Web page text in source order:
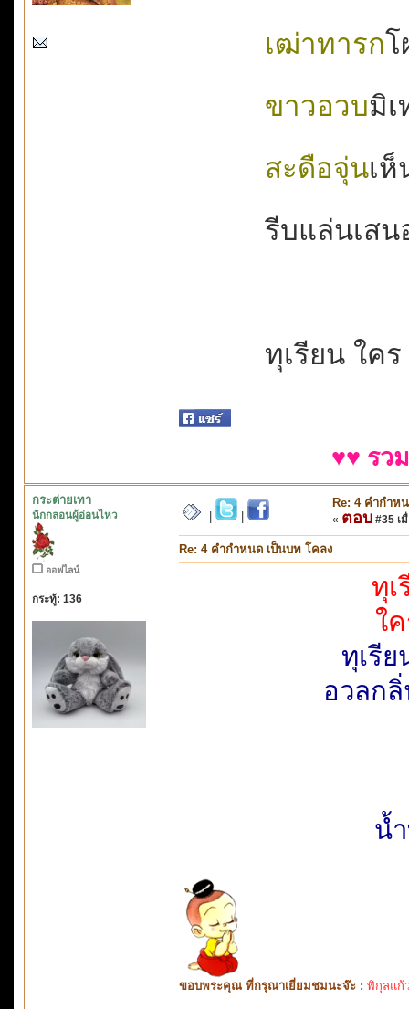
เฒ่าทารกโ
ขาวอวบมิเ
สะดือจุ่นเ
รีบแล่นเส
ทุเรียน ใค
♥♥ รว
กระต่ายเทา
นักกลอนผู้อ่อนไหว
ออฟไลน์
กระทู้: 136
Re: 4 คำกำห
« ตอบ #35 เ
Re: 4 คำกำหนด เป็นบท โคลง
ทุเ
ใ
ทุเรี
อวลก
น้
ขอบพระคุณ ที่กรุณาเยี่ยมชมนะจ๊ะ : พิกุลแก้